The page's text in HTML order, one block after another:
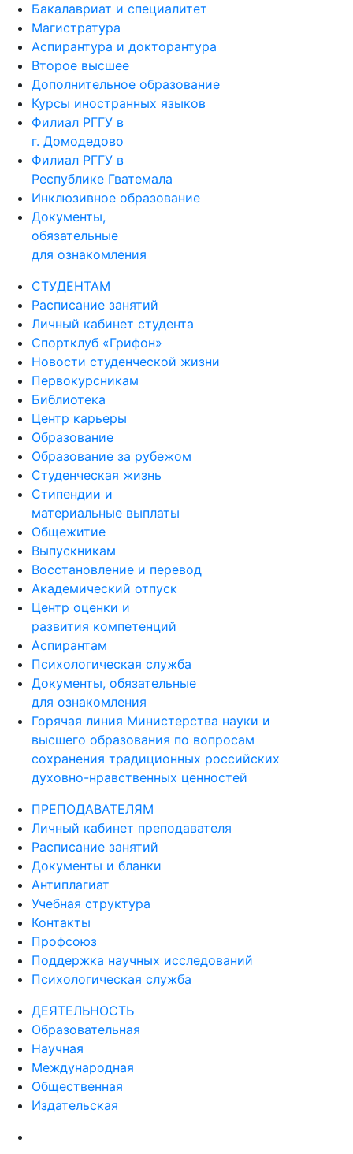
Бакалавриат и специалитет
Магистратура
Аспирантура и докторантура
Второе высшее
Дополнительное образование
Курсы иностранных языков
Филиал РГГУ в
г. Домодедово
Филиал РГГУ в
Республике Гватемала
Инклюзивное образование
Документы,
обязательные
для ознакомления
СТУДЕНТАМ
Расписание занятий
Личный кабинет студента
Спортклуб «Грифон»
Новости студенческой жизни
Первокурсникам
Библиотека
Центр карьеры
Образование
Образование за рубежом
Студенческая жизнь
Стипендии и
материальные выплаты
Общежитие
Выпускникам
Восстановление и перевод
Академический отпуск
Центр оценки и
развития компетенций
Аспирантам
Психологическая служба
Документы, обязательные
для ознакомления
Горячая линия Министерства науки и
высшего образования по вопросам
сохранения традиционных российских
духовно-нравственных ценностей
ПРЕПОДАВАТЕЛЯМ
Личный кабинет преподавателя
Расписание занятий
Документы и бланки
Антиплагиат
Учебная структура
Контакты
Профсоюз
Поддержка научных исследований
Психологическая служба
ДЕЯТЕЛЬНОСТЬ
Образовательная
Научная
Международная
Общественная
Издательская